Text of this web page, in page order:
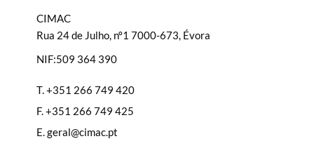
CIMAC
Rua 24 de Julho, nº1 7000-673, Évora
NIF:509 364 390
T.+351 266 749 420
F.+351 266 749 425
E.geral@cimac.pt